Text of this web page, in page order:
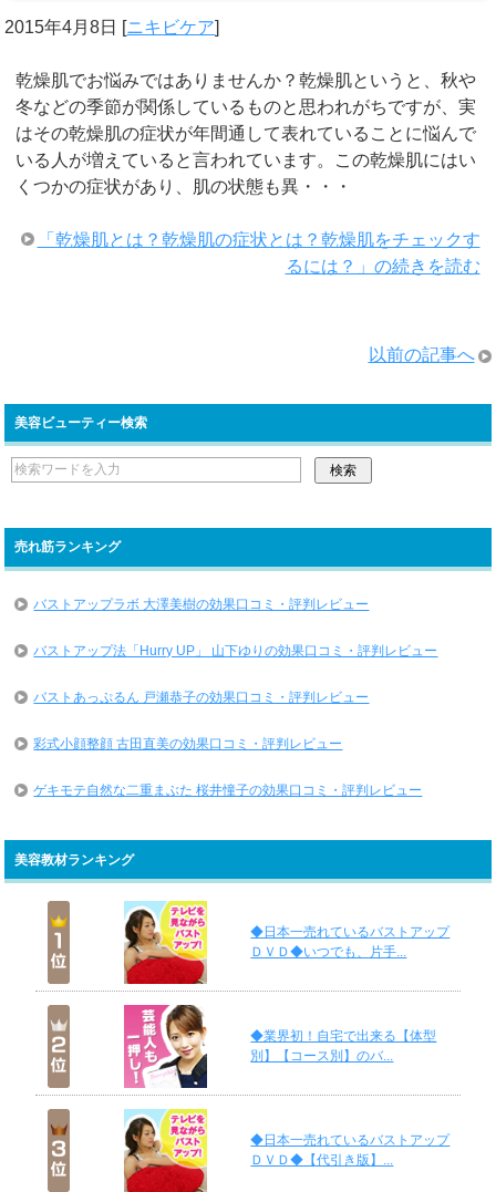
2015年4月8日 [ニキビケア]
乾燥肌でお悩みではありませんか？乾燥肌というと、秋や
冬などの季節が関係しているものと思われがちですが、実
はその乾燥肌の症状が年間通して表れていることに悩んで
いる人が増えていると言われています。この乾燥肌にはい
くつかの症状があり、肌の状態も異・・・
「乾燥肌とは？乾燥肌の症状とは？乾燥肌をチェックす
るには？」の続きを読む
以前の記事へ
美容ビューティー検索
売れ筋ランキング
バストアップラボ 大澤美樹の効果口コミ・評判レビュー
バストアップ法「Hurry UP」 山下ゆりの効果口コミ・評判レビュー
バストあっぷるん 戸瀬恭子の効果口コミ・評判レビュー
彩式小顔整顔 古田直美の効果口コミ・評判レビュー
ゲキモテ自然な二重まぶた 桜井憧子の効果口コミ・評判レビュー
美容教材ランキング
◆日本一売れているバストアップ
ＤＶＤ◆いつでも、片手...
◆業界初！自宅で出来る【体型
別】【コース別】のバ...
◆日本一売れているバストアップ
ＤＶＤ◆【代引き版】...